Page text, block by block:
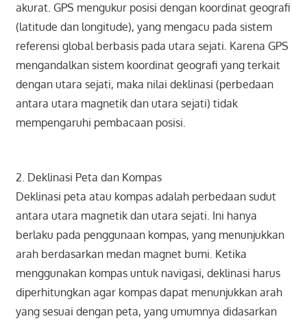
akurat. GPS mengukur posisi dengan koordinat geografi
(latitude dan longitude), yang mengacu pada sistem
referensi global berbasis pada utara sejati. Karena GPS
mengandalkan sistem koordinat geografi yang terkait
dengan utara sejati, maka nilai deklinasi (perbedaan
antara utara magnetik dan utara sejati) tidak
mempengaruhi pembacaan posisi.
2. Deklinasi Peta dan Kompas
Deklinasi peta atau kompas adalah perbedaan sudut
antara utara magnetik dan utara sejati. Ini hanya
berlaku pada penggunaan kompas, yang menunjukkan
arah berdasarkan medan magnet bumi. Ketika
menggunakan kompas untuk navigasi, deklinasi harus
diperhitungkan agar kompas dapat menunjukkan arah
yang sesuai dengan peta, yang umumnya didasarkan